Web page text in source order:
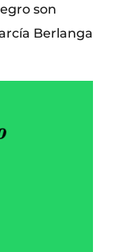
son
Berlanga